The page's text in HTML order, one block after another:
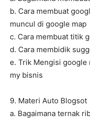
b. Cara membuat
muncul di google map
c. Cara membuat titik
d. Cara membidik
e. Trik Mengisi google
my bisnis
9. Materi Auto Blogsot
a. Bagaimana ternak